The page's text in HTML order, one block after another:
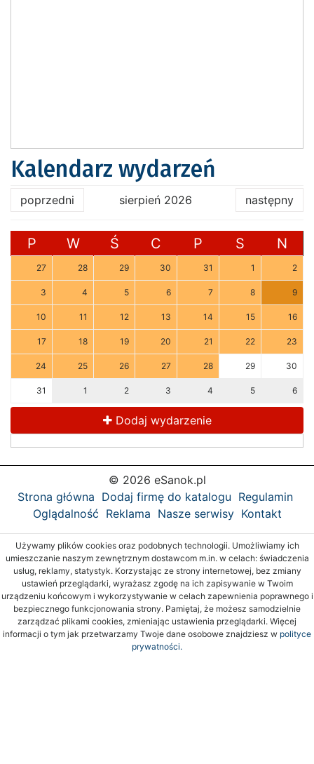
Kalendarz wydarzeń
poprzedni sierpień 2026 następny
P W Ś C P S N
27 28 29 30 31 1 2
3 4 5 6 7 8 9
10 11 12 13 14 15 16
17 18 19 20 21 22 23
24 25 26 27 28 29 30
31 1 2 3 4 5 6
Dodaj wydarzenie
© 2026 eSanok.pl
Strona główna Dodaj firmę do katalogu Regulamin
Oglądalność Reklama Nasze serwisy Kontakt
Używamy plików cookies oraz podobnych technologii. Umożliwiamy ich
umieszczanie naszym zewnętrznym dostawcom m.in. w celach: świadczenia
usług, reklamy, statystyk. Korzystając ze strony internetowej, bez zmiany
ustawień przeglądarki, wyrażasz zgodę na ich zapisywanie w Twoim
urządzeniu końcowym i wykorzystywanie w celach zapewnienia poprawnego i
bezpiecznego funkcjonowania strony. Pamiętaj, że możesz samodzielnie
zarządzać plikami cookies, zmieniając ustawienia przeglądarki. Więcej
informacji o tym jak przetwarzamy Twoje dane osobowe znajdziesz w polityce
prywatności.